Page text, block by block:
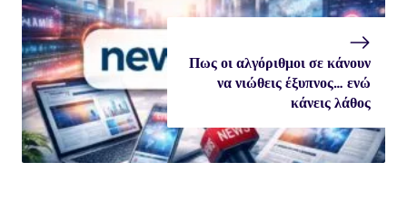
Πως οι αλγόριθμοι σε κάνουν
να νιώθεις έξυπνος… ενώ
κάνεις λάθος